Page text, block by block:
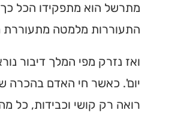
מתרשל הוא מתפקידו הכל
התעוררות מלמטה מתעוררת
ואז נזרק מפי המלך דיבור
יום'. כאשר חי האדם בהכרה
רואה רק קושי וכבידות, כל